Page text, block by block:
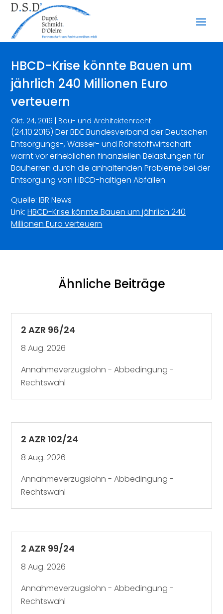
HBCD-Krise könnte Bauen um
jährlich 240 Millionen Euro
verteuern
Okt. 24, 2016 | Bau- und Architektenrecht
(24.10.2016) Der BDE Bundesverband der Deutschen
Entsorgungs-, Wasser- und Rohstoffwirtschaft
warnt vor erheblichen finanziellen Belastungen für
Bauherren durch die anhaltenden Probleme bei der
Entsorgung von HBCD-haltigen Abfällen.
Quelle: IBR News
Link:HBCD-Krise könnte Bauen um jährlich 240
Millionen Euro verteuern
Ähnliche Beiträge
2 AZR 96/24
8 Aug. 2026
Annahmeverzugslohn - Abbedingung -
Rechtswahl
2 AZR 102/24
8 Aug. 2026
Annahmeverzugslohn - Abbedingung -
Rechtswahl
2 AZR 99/24
8 Aug. 2026
Annahmeverzugslohn - Abbedingung -
Rechtswahl